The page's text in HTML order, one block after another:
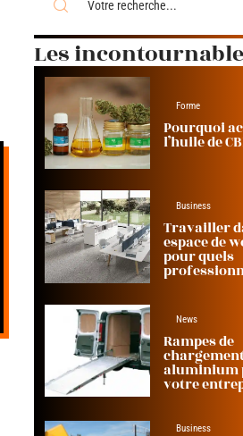
Les
Forme
Pourquoi
l’huile de
Business
Travailler
espace de
pour quels
News
Rampes de
aluminium
votre
Business